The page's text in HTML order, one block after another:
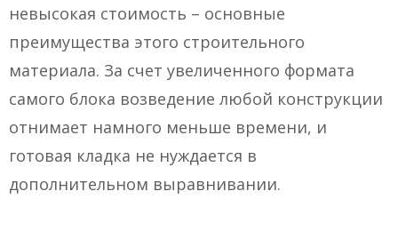
невысокая стоимость – основные
преимущества этого строительного
материала. За счет увеличенного формата
самого блока возведение любой конструкции
отнимает намного меньше времени, и
готовая кладка не нуждается в
дополнительном выравнивании.